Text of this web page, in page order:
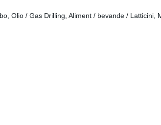
Olio / Gas Drilling, Aliment / bevande /